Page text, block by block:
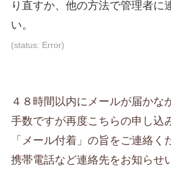
さ
面
で
す。
面
り直すか、他の方法で管理者に
い。
(status: Error)
４８時間以内にメールが届かな
手数ですが再度こちらの申し込
「メール付着」の旨をご連絡く
携帯電話など連絡先をお知らせ